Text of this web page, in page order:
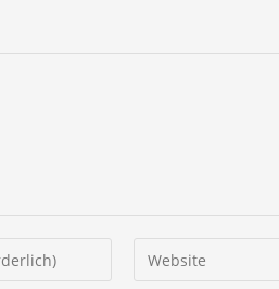
Gib
deine
ganz praktisch